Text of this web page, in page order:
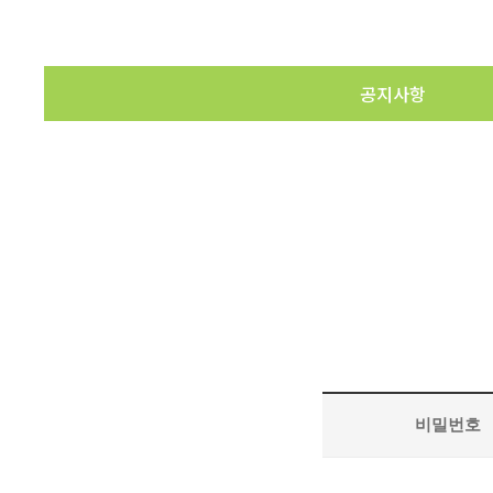
공지사항
비밀번호